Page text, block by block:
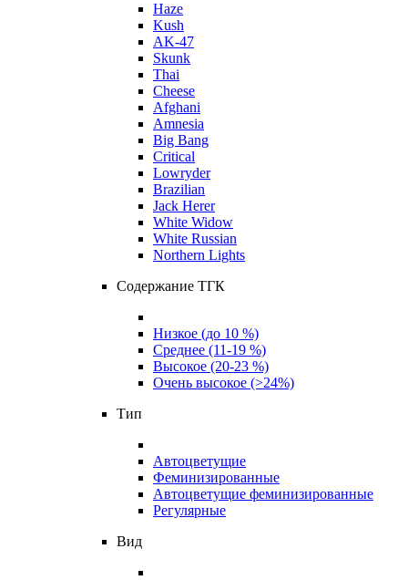
Haze
Kush
AK-47
Skunk
Thai
Cheese
Afghani
Amnesia
Big Bang
Critical
Lowryder
Brazilian
Jack Herer
White Widow
White Russian
Northern Lights
Содержание ТГК
Низкое (до 10 %)
Среднее (11-19 %)
Высокое (20-23 %)
Очень высокое (>24%)
Тип
Автоцветущие
Феминизированные
Автоцветущие феминизированные
Регулярные
Вид